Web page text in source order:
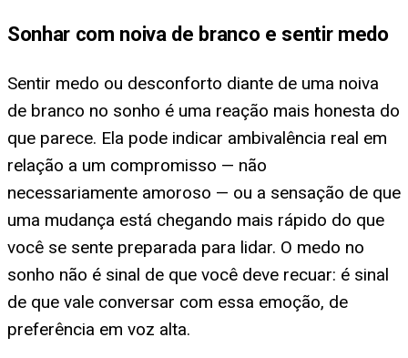
Sonhar com noiva de branco e sentir medo
Sentir medo ou desconforto diante de uma noiva
de branco no sonho é uma reação mais honesta do
que parece. Ela pode indicar ambivalência real em
relação a um compromisso — não
necessariamente amoroso — ou a sensação de que
uma mudança está chegando mais rápido do que
você se sente preparada para lidar. O medo no
sonho não é sinal de que você deve recuar: é sinal
de que vale conversar com essa emoção, de
preferência em voz alta.